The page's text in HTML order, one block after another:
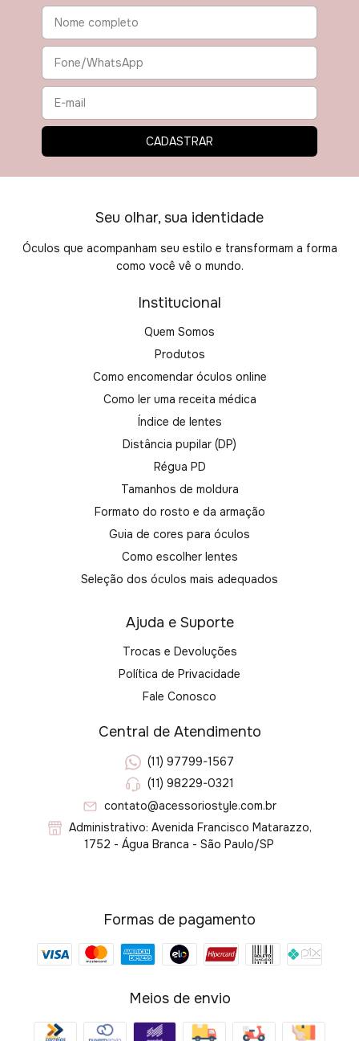
Seu olhar, sua identidade
Óculos que acompanham seu estilo e transformam a forma
como você vê o mundo.
Institucional
Quem Somos
Produtos
Como encomendar óculos online
Como ler uma receita médica
Índice de lentes
Distância pupilar (DP)
Régua PD
Tamanhos de moldura
Formato do rosto e da armação
Guia de cores para óculos
Como escolher lentes
Seleção dos óculos mais adequados
Ajuda e Suporte
Trocas e Devoluções
Política de Privacidade
Fale Conosco
Central de Atendimento
(11) 97799-1567
(11) 98229-0321
contato@acessoriostyle.com.br
Administrativo: Avenida Francisco Matarazzo,
1752 - Água Branca - São Paulo/SP
Formas de pagamento
Meios de envio